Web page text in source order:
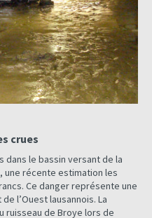
crues
dans le bassin versant de la
une récente estimation les
Ce danger représente une
l’Ouest lausannois. La
ruisseau de Broye lors de